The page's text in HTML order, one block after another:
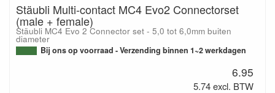
Stäubli Multi-contact MC4 Evo2 Connectorset
(male + female)
Stäubli MC4 Evo 2 Connector set - 5,0 tot 6,0mm buiten
diameter
Bij ons op voorraad - Verzending binnen 1~2 werkdagen
6.95
5.74 excl. BTW